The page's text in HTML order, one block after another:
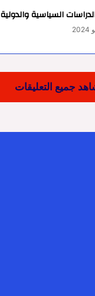
السياسية والدولية
جميع التعليقات